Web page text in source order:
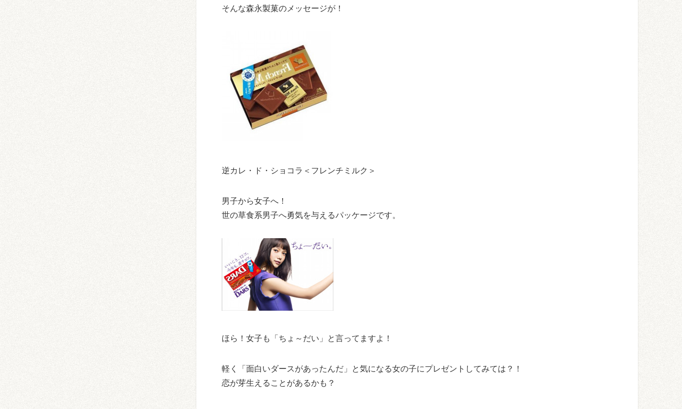
そんな森永製菓のメッセージが！
逆カレ・ド・ショコラ＜フレンチミルク＞
男子から女子へ！
世の草食系男子へ勇気を与えるパッケージです。
ほら！女子も「ちょ～だい」と言ってますよ！
軽く「面白いダースがあったんだ」と気になる女の子にプレゼントしてみては？！
恋が芽生えることがあるかも？